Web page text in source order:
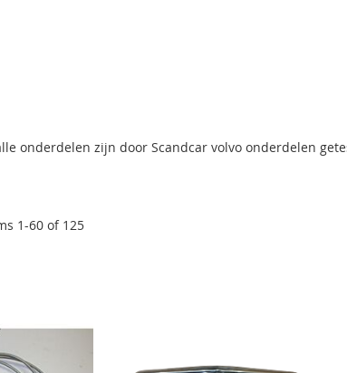
onderdelen zijn door Scandcar volvo onderdelen
1-60 of 125